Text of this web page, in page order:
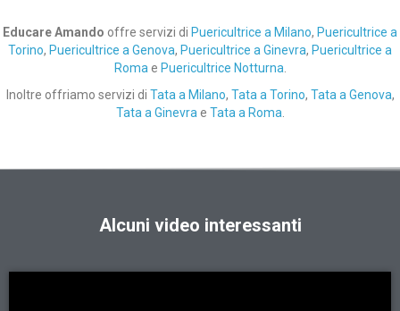
Educare Amando offre servizi di Puericultrice a Milano, Puericultrice a
Torino, Puericultrice a Genova, Puericultrice a Ginevra, Puericultrice a
Roma e Puericultrice Notturna
Inoltre offriamo servizi di Tata a Milano, Tata a Torino, Tata a Genova,
Tata a Ginevra e Tata a Roma
Alcuni video interessanti